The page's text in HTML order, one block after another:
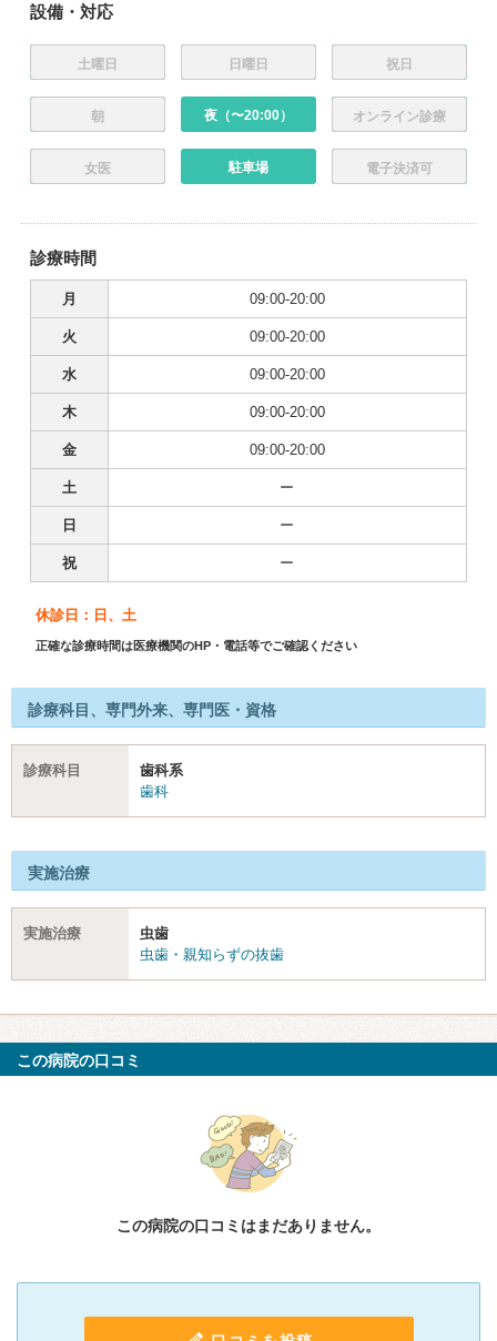
設備・対応
土曜日 日曜日 祝日
朝 夜（〜20:00） オンライン診療
女医 駐車場 電子決済可
診療時間
月 09:00-20:00
火 09:00-20:00
水 09:00-20:00
木 09:00-20:00
金 09:00-20:00
土 ー
日 ー
祝 ー
休診日：日、土
正確な診療時間は医療機関のHP・電話等でご確認ください
診療科目、専門外来、専門医・資格
診療科目
歯科系
歯科
実施治療
実施治療
虫歯
虫歯・親知らずの抜歯
この病院の口コミ
この病院の口コミはまだありません。